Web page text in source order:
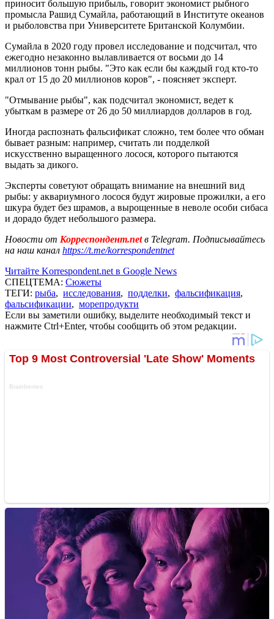
приносит большую прибыль, говорит экономист рыбного
промысла Рашид Сумайла, работающий в Институте океанов
и рыболовства при Университете Британской Колумбии.
Сумайла в 2020 году провел исследование и подсчитал, что
ежегодно незаконно вылавливается от восьми до 14
миллионов тонн рыбы. "Это как если бы каждый год кто-то
крал от 15 до 20 миллионов коров", - поясняет эксперт.
"Отмывание рыбы", как подсчитал экономист, ведет к
убыткам в размере от 26 до 50 миллиардов долларов в год.
Иногда распознать фальсификат сложно, тем более что обман
бывает разным: например, считать ли подделкой
искусственно выращенного лосося, которого пытаются
выдать за дикого.
Эксперты советуют обращать внимание на внешний вид
рыбы: у аквариумного лосося будут жировые прожилки, а его
шкура будет без шрамов, а вырощенные в неволе особи сибаса
и дорадо будет небольшого размера.
Новости от Корреспондент.netв Telegram. Подписывайтесь
на наш канал https://t.me/korrespondentnet
Читайте Korrespondent.net в Google News
СПЕЦТЕМА: Сюжеты
ТЕГИ: рыба, исследования, подделки, фальсификация,
фальсификации, морепродукти
Если вы заметили ошибку, выделите необходимый текст и
нажмите Ctrl+Enter, чтобы сообщить об этом редакции.